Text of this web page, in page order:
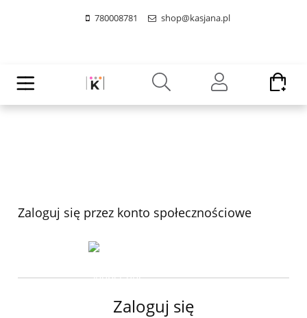
780008781 shop@kasjana.pl
Zaloguj się przez konto społecznościowe
Zaloguj się